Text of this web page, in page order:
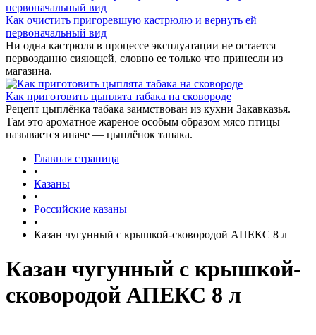
Как очистить пригоревшую кастрюлю и вернуть ей
первоначальный вид
Ни одна кастрюля в процессе эксплуатации не остается
первозданно сияющей, словно ее только что принесли из
магазина.
Как приготовить цыплята табака на сковороде
Рецепт цыплёнка табака заимствован из кухни Закавказья.
Там это ароматное жареное особым образом мясо птицы
называется иначе — цыплёнок тапака.
Главная страница
•
Казаны
•
Российские казаны
•
Казан чугунный с крышкой-сковородой АПЕКС 8 л
Казан чугунный с крышкой-
сковородой АПЕКС 8 л